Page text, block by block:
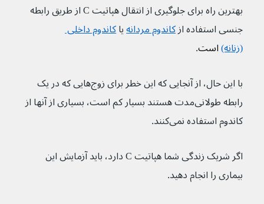
بهترین راه برای جلوگیری از انتقال هپاتیت C از طریق رابطه
جنسی استفاده از کاندوم مردانهیا کاندوم داخلی
(زنانه) است.
با این حال، از آنجایی که این خطر برای زوج‌هایی که در یک
رابطه طولانی‌مدت هستند بسیار کم است، بسیاری از آنها از
کاندوم استفاده نمی‌کنند.
اگر شریک زندگی شما هپاتیت C دارد، باید آزمایش این
بیماری را انجام دهید.